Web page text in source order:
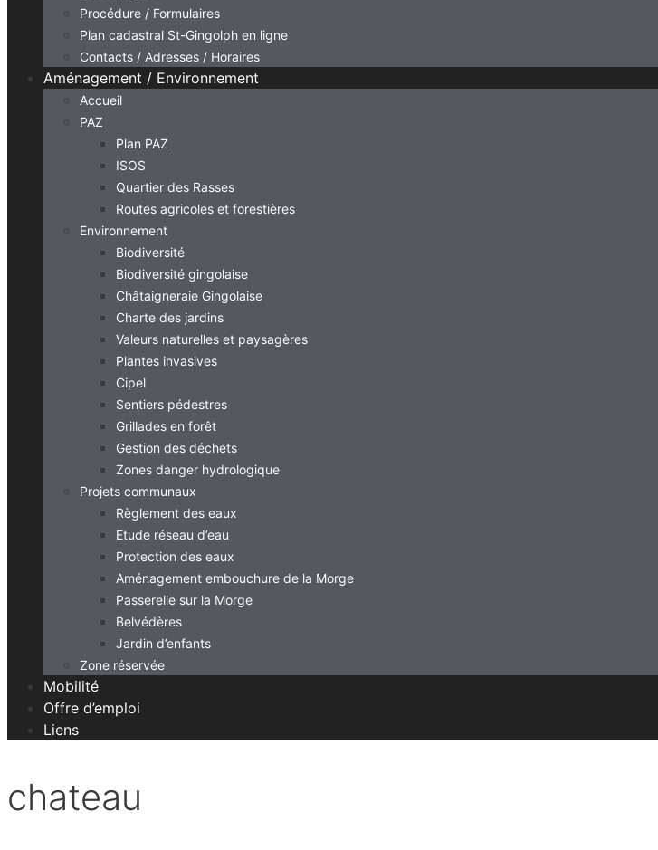
Procédure / Formulaires
Plan cadastral St-Gingolph en ligne
Contacts / Adresses / Horaires
Aménagement / Environnement
Accueil
PAZ
Plan PAZ
ISOS
Quartier des Rasses
Routes agricoles et forestières
Environnement
Biodiversité
Biodiversité gingolaise
Châtaigneraie Gingolaise
Charte des jardins
Valeurs naturelles et paysagères
Plantes invasives
Cipel
Sentiers pédestres
Grillades en forêt
Gestion des déchets
Zones danger hydrologique
Projets communaux
Règlement des eaux
Etude réseau d’eau
Protection des eaux
Aménagement embouchure de la Morge
Passerelle sur la Morge
Belvédères
Jardin d’enfants
Zone réservée
Mobilité
Offre d’emploi
Liens
chateau